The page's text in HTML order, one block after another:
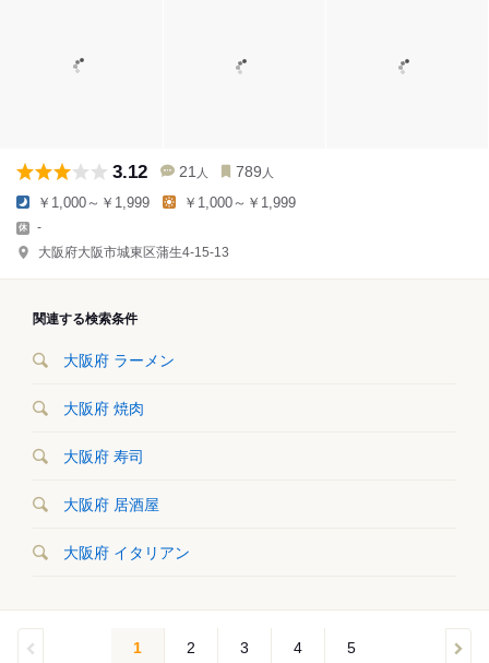
3.12 21 人 789 人
￥1,000～￥1,999 ￥1,000～￥1,999
-
大阪府大阪市城東区蒲生4-15-13
関連する検索条件
大阪府 ラーメン
大阪府 焼肉
大阪府 寿司
大阪府 居酒屋
大阪府 イタリアン
1 2 3 4 5